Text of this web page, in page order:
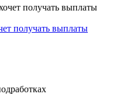
получать выплаты